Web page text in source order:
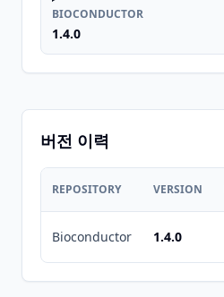
BIOCONDUCTOR
1.4.0
버전 이력
REPOSITORY VERSION
Bioconductor 1.4.0